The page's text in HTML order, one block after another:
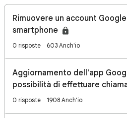
Rimuovere un account
smartphone
0 risposte 603 Anch'io
Aggiornamento dell'app
possibilità di effettuare
0 risposte 1908 Anch'io